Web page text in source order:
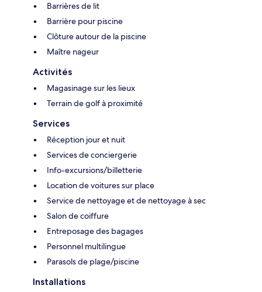
Barrières de lit
Barrière pour piscine
Clôture autour de la piscine
Maître nageur
Activités
Magasinage sur les lieux
Terrain de golf à proximité
Services
Réception jour et nuit
Services de conciergerie
Info-excursions/billetterie
Location de voitures sur place
Service de nettoyage et de nettoyage à sec
Salon de coiffure
Entreposage des bagages
Personnel multilingue
Parasols de plage/piscine
Installations